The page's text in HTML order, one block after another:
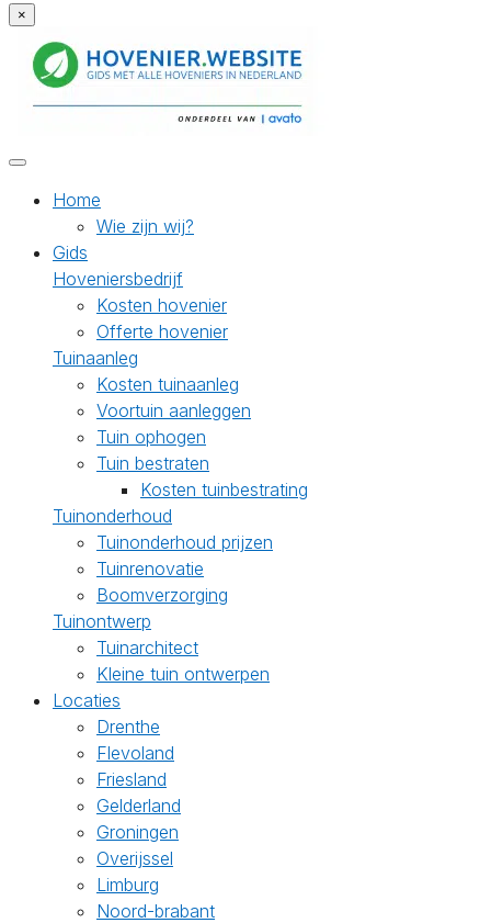
×
Home
Wie zijn wij?
Gids
Hoveniersbedrijf
Kosten hovenier
Offerte hovenier
Tuinaanleg
Kosten tuinaanleg
Voortuin aanleggen
Tuin ophogen
Tuin bestraten
Kosten tuinbestrating
Tuinonderhoud
Tuinonderhoud prijzen
Tuinrenovatie
Boomverzorging
Tuinontwerp
Tuinarchitect
Kleine tuin ontwerpen
Locaties
Drenthe
Flevoland
Friesland
Gelderland
Groningen
Overijssel
Limburg
Noord-brabant